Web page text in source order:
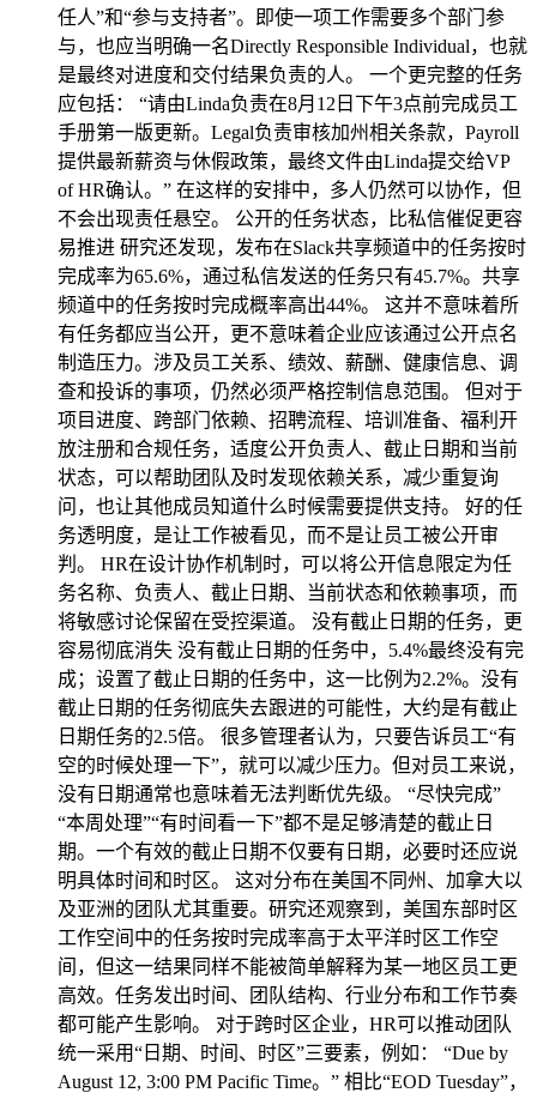
任人”和“参与支持者”。即使一项工作需要多个部门参
与，也应当明确一名Directly Responsible Individual，也就
是最终对进度和交付结果负责的人。 一个更完整的任务
应包括： “请由Linda负责在8月12日下午3点前完成员工
手册第一版更新。Legal负责审核加州相关条款，Payroll
提供最新薪资与休假政策，最终文件由Linda提交给VP
of HR确认。” 在这样的安排中，多人仍然可以协作，但
不会出现责任悬空。 公开的任务状态，比私信催促更容
易推进 研究还发现，发布在Slack共享频道中的任务按时
完成率为65.6%，通过私信发送的任务只有45.7%。共享
频道中的任务按时完成概率高出44%。 这并不意味着所
有任务都应当公开，更不意味着企业应该通过公开点名
制造压力。涉及员工关系、绩效、薪酬、健康信息、调
查和投诉的事项，仍然必须严格控制信息范围。 但对于
项目进度、跨部门依赖、招聘流程、培训准备、福利开
放注册和合规任务，适度公开负责人、截止日期和当前
状态，可以帮助团队及时发现依赖关系，减少重复询
问，也让其他成员知道什么时候需要提供支持。 好的任
务透明度，是让工作被看见，而不是让员工被公开审
判。 HR在设计协作机制时，可以将公开信息限定为任
务名称、负责人、截止日期、当前状态和依赖事项，而
将敏感讨论保留在受控渠道。 没有截止日期的任务，更
容易彻底消失 没有截止日期的任务中，5.4%最终没有完
成；设置了截止日期的任务中，这一比例为2.2%。没有
截止日期的任务彻底失去跟进的可能性，大约是有截止
日期任务的2.5倍。 很多管理者认为，只要告诉员工“有
空的时候处理一下”，就可以减少压力。但对员工来说，
没有日期通常也意味着无法判断优先级。 “尽快完成”
“本周处理”“有时间看一下”都不是足够清楚的截止日
期。一个有效的截止日期不仅要有日期，必要时还应说
明具体时间和时区。 这对分布在美国不同州、加拿大以
及亚洲的团队尤其重要。研究还观察到，美国东部时区
工作空间中的任务按时完成率高于太平洋时区工作空
间，但这一结果同样不能被简单解释为某一地区员工更
高效。任务发出时间、团队结构、行业分布和工作节奏
都可能产生影响。 对于跨时区企业，HR可以推动团队
统一采用“日期、时间、时区”三要素，例如： “Due by
August 12, 3:00 PM Pacific Time。” 相比“EOD Tuesday”，